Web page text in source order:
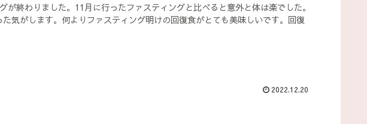
が終わりました。11月に行ったファスティングと比べると意外と体は楽でした。
気がします。何よりファスティング明けの回復食がとても美味しいです。回復
2022.12.20